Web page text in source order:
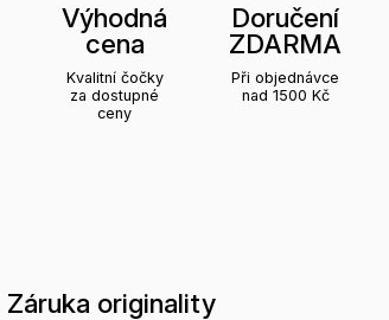
Výhodná
cena
Kvalitní čočky
za dostupné
ceny
Doručení
ZDARMA
Při objednávce
nad 1500 Kč
Záruka originality